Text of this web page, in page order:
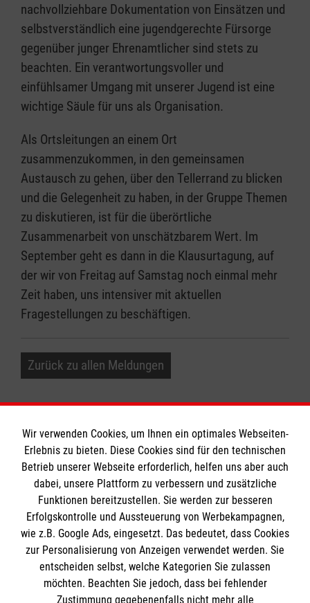
nachvollziehbare Dokumentation von Einsätzen und
selbstverständlich eine jugendgerechte Fürsorge
gegenüber junger Ehrenamtlicher sind stets zu
beachten. Ein verantwortungsvoller und
einfühlsamer Umgang mit unserer Jugend ist eine
wichtige Säule für uns als Organisation.
Als Ortsleitungen an einem Ort
zusammenzukommen, in den gemeinsamen
Austausch zu gehen, über den Tellerrand zu blicken
und die Gelegenheit zu haben, in der Gruppe Themen
zu diskutieren, ist für die überörtliche
Zusammenarbeit von unschätzbarem Wert. Im
September geht es dann in die Klausurtagung, auf
der wir von Freitag auf Samstag noch einmal mehr
Zeit haben, uns intensiver mit aktuellen
Fragestellungen zu beschäftigen.
Zurück zu allen Meldungen
Informationen
Impressum
Datenschutz
Kontakt
Barrierefreiheit
Die Malteser
Malteser in Deutschland
Wir verwenden Cookies, um Ihnen ein optimales Webseiten-
Erlebnis zu bieten. Diese Cookies sind für den technischen
Betrieb unserer Webseite erforderlich, helfen uns aber auch
dabei, unsere Plattform zu verbessern und zusätzliche
Funktionen bereitzustellen. Sie werden zur besseren
Erfolgskontrolle und Aussteuerung von Werbekampagnen,
wie z.B. Google Ads, eingesetzt. Das bedeutet, dass Cookies
zur Personalisierung von Anzeigen verwendet werden. Sie
entscheiden selbst, welche Kategorien Sie zulassen
möchten. Beachten Sie jedoch, dass bei fehlender
Zustimmung gegebenenfalls nicht mehr alle